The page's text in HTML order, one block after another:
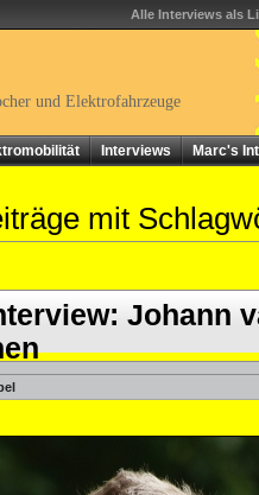
Alle Interviews als
und Elektrofahrzeuge
Interviews Marc's
mit
Johann